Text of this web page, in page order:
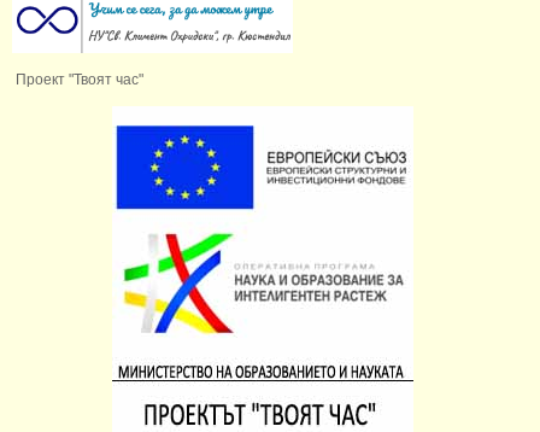
Проект "Твоят час"